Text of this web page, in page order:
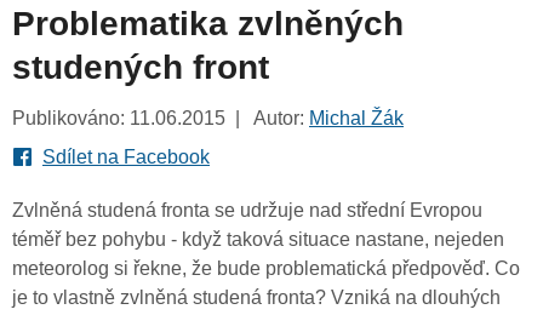
Problematika zvlněných
studených front
Publikováno: 11.06.2015 | Autor: Michal Žák
Sdílet na Facebook
Zvlněná studená fronta se udržuje nad střední Evropou
téměř bez pohybu - když taková situace nastane, nejeden
meteorolog si řekne, že bude problematická předpověď. Co
je to vlastně zvlněná studená fronta? Vzniká na dlouhých